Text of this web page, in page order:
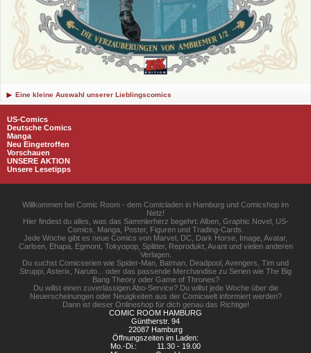
Eine kleine Auswahl unserer Lieblingscomics
US-Comics
Deutsche Comics
Manga
Neu Eingetroffen
Vorschauen
UNSERE AKTION
Unsere Lesetipps
Willkommen bei Comic Room - dem Comicladen in Hamburg und Comicshop im
Netz!
Hier findest du alles, was das Sammlerherz begehrt: Alben, Graphic Novel, US-
Comics, Manga, Poster, Figuren und Trading-Cards.
Jede Woche gibt es neue Comics von Marvel, DC, Dark Horse, Image, Avatar,
Carlsen, Ehapa, Egmont, Tokyopop, Splitter, Reprodukt, Avant und vielen anderen
Verlagen.
Du suchst Comicserien wie Spider-Man, Batman, Deadpool, Avengers, Tim und
Struppi, Asterix, Naruto... oder das passende Merchandise zu Serien wie The Big
Bang Theory oder Game of Thrones?
Du willst einen zuverlässigen Abo-Service? Du willst jede Woche über die
Neuerscheinungen oder Neuigkeiten aus der Comicwelt informiert werden?
Dann ist dieser Onlineshop für dich genau das Richtige!
COMIC ROOM HAMBURG
Güntherstr. 94
22087 Hamburg
Öffnungszeiten im Laden:
Mo.-Di.:
11.30 - 19.00